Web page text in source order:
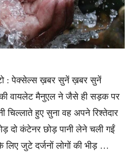
: पेक्सेल्स ख़बर सुनें ख़बर सुनें
की वायलेट मैनुएल ने जैसे ही सड़क पर
चिल्लाते हुए सुना वह अपने रिश्तेदार
दो कंटेनर छोड़ पानी लेने चली गईं
जुटे दर्जनों लोगों की भीड़ …